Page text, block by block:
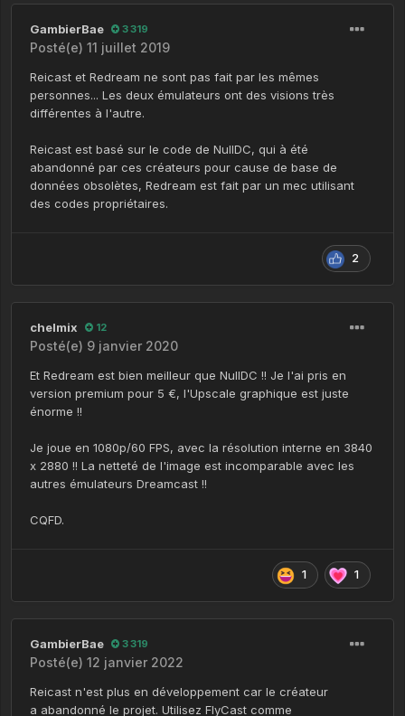
GambierBae 3 319
Posté(e) 11 juillet 2019
Reicast et Redream ne sont pas fait par les mêmes
personnes... Les deux émulateurs ont des visions très
différentes à l'autre.
Reicast est basé sur le code de NullDC, qui à été
abandonné par ces créateurs pour cause de base de
données obsolètes, Redream est fait par un mec utilisant
des codes propriétaires.
2
chelmix 12
Posté(e) 9 janvier 2020
Et Redream est bien meilleur que NullDC !! Je l'ai pris en
version premium pour 5 €, l'Upscale graphique est juste
énorme !!
Je joue en 1080p/60 FPS, avec la résolution interne en 3840
x 2880 !! La netteté de l'image est incomparable avec les
autres émulateurs Dreamcast !!
CQFD.
1 1
GambierBae 3 319
Posté(e) 12 janvier 2022
Reicast n'est plus en développement car le créateur
a abandonné le projet. Utilisez FlyCast comme